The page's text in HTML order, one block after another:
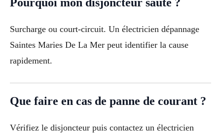
Surcharge ou court-circuit. Un électricien dépannage
Saintes Maries De La Mer peut identifier la cause
rapidement.
Que faire en cas de panne de courant ?
Vérifiez le disjoncteur puis contactez un électricien